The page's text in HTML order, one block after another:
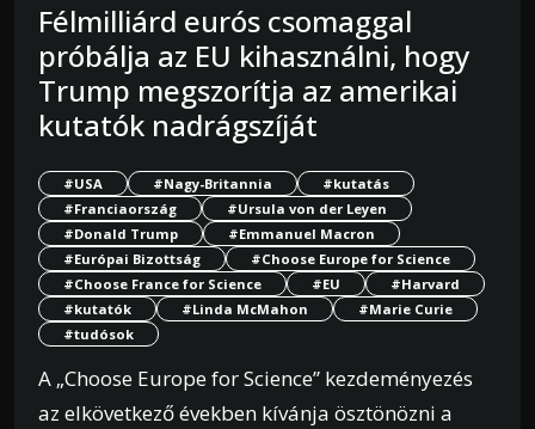
Félmilliárd eurós csomaggal
próbálja az EU kihasználni, hogy
Trump megszorítja az amerikai
kutatók nadrágszíját
#USA #Nagy-Britannia
#kutatás
#Franciaország
#Ursula von der Leyen
#Donald Trump
#Emmanuel Macron
#Európai Bizottság
#Choose Europe for Science
#Choose France for Science
#EU
#Harvard
#kutatók
#Linda McMahon
#Marie Curie
#tudósok
A „Choose Europe for Science” kezdeményezés
az elkövetkező években kívánja ösztönözni a